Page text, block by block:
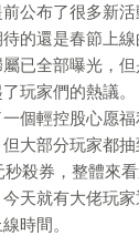
公布了很多新
的還是春節上
已全部曝光，
玩家們的熱議。
個輕控股心愿
大部分玩家都
秒殺券，整體來
天就有大佬玩
時間。